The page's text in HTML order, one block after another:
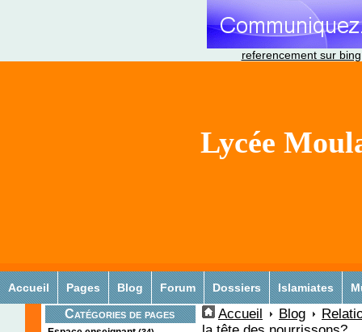
referencement sur bing
Lycée
Accueil Pages Blog Forum Dossiers Islamiates
Catégories de pages Accueil Blog